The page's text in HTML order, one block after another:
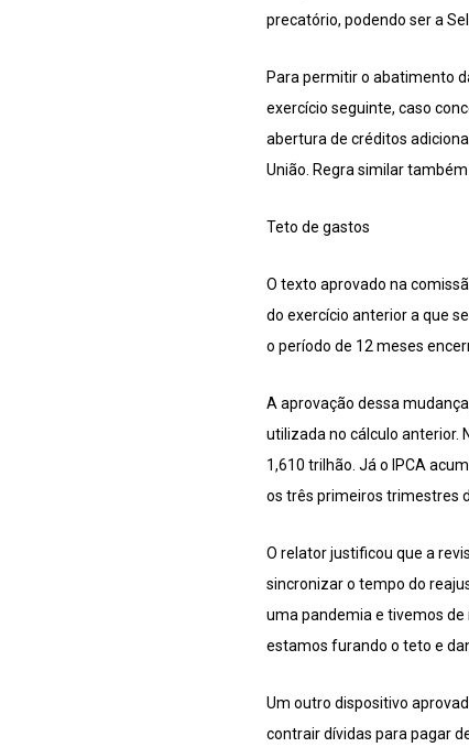
precatório, podendo ser a
Para permitir o abatimento
exercício seguinte, caso
abertura de créditos
União. Regra similar
Teto de gastos
O texto aprovado na
do exercício anterior a que
o período de 12 meses
A aprovação dessa
utilizada no cálculo anterior.
1,610 trilhão. Já o IPCA
os três primeiros trimestres
O relator justificou que a
sincronizar o tempo do
uma pandemia e tivemos de
estamos furando o teto e
Um outro dispositivo
contrair dívidas para pagar